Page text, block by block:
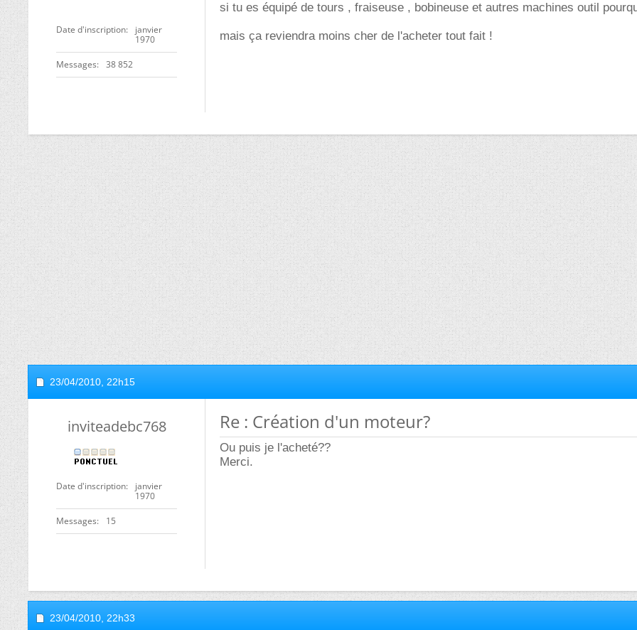
Date d'inscription
janvier
1970
Messages 38 852
si tu es équipé de tours , fraiseuse , bobineuse et autres machines outil
mais ça reviendra moins cher de l'acheter tout fait !
23/04/2010, 22h15
inviteadebc768
Date d'inscription
janvier
1970
Messages 15
Re : Création d'un moteur?
Ou puis je l'acheté??
Merci.
23/04/2010, 22h33